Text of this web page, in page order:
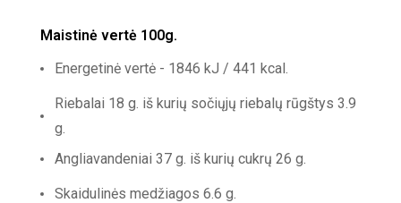
Maistinė vertė 100g.
Energetinė vertė - 1846 kJ / 441 kcal.
Riebalai 18 g. iš kurių sočiųjų riebalų rūgštys 3.9
g.
Angliavandeniai 37 g. iš kurių cukrų 26 g.
Skaidulinės medžiagos 6.6 g.